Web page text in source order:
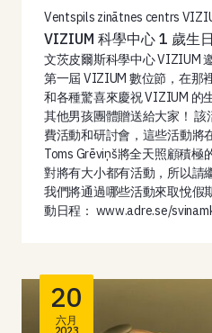
Ventspils zinātnes centrs
VIZIUM 科學中心 1 歲生
文茨皮爾斯科學中心 VIZIUM
第一屆 VIZIUM 數位節，在那
和各種驚喜來慶祝 VIZIUM 的
其他男孩團體贈送給大家！
費活動和研討會，這些活動將
Toms Grēviņš將全天照顧積極
對將有大小都有活動，所以請
我們將通過哪些活動來取悅假
動日程： www.adre.se/
20
六月